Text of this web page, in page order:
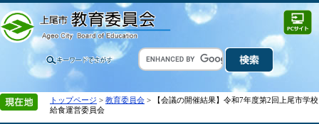
トップページ > 教育委員会 > 【会議の開催結果】令和7年度第2回上尾市学校
給食運営委員会